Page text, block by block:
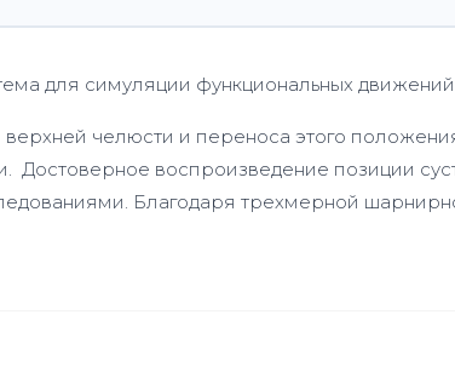
для симуляции функциональных
челюсти и переноса этого
Достоверное воспроизведение позиции
Благодаря трехмерной